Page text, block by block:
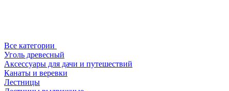
Все категории
Уголь древесный
Аксессуары для дачи и путешествий
Канаты и веревки
Лестницы